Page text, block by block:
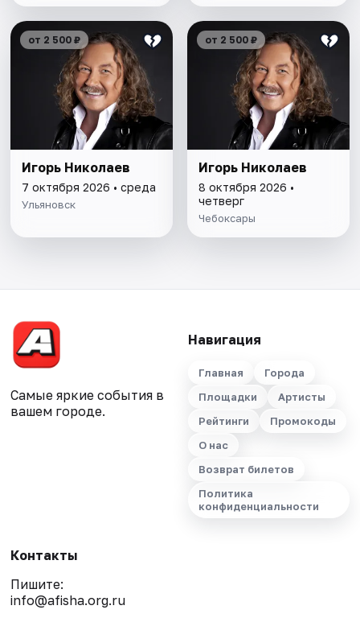
от 2 500 ₽
Игорь Николаев
7 октября 2026 • среда
Ульяновск
от 2 500 ₽
Игорь Николаев
8 октября 2026 •
четверг
Чебоксары
Самые яркие события в
вашем городе.
Навигация
Главная
Города
Площадки
Артисты
Рейтинги
Промокоды
О нас
Возврат билетов
Политика
конфиденциальности
Контакты
Пишите:
info@afisha.org.ru